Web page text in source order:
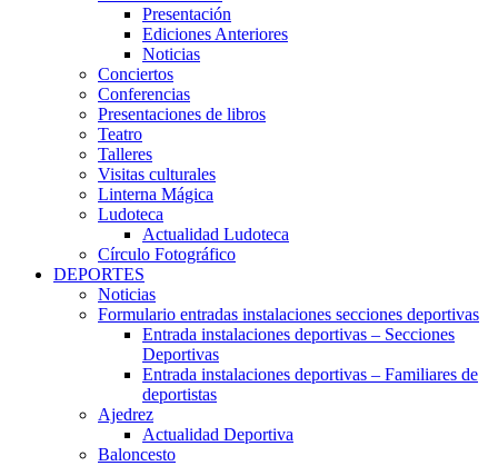
Presentación
Ediciones Anteriores
Noticias
Conciertos
Conferencias
Presentaciones de libros
Teatro
Talleres
Visitas culturales
Linterna Mágica
Ludoteca
Actualidad Ludoteca
Círculo Fotográfico
DEPORTES
Noticias
Formulario entradas instalaciones secciones deportivas
Entrada instalaciones deportivas – Secciones
Deportivas
Entrada instalaciones deportivas – Familiares de
deportistas
Ajedrez
Actualidad Deportiva
Baloncesto